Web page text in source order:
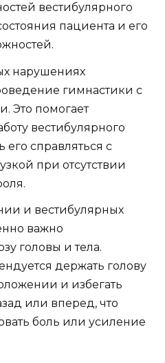
вестибулярного
пациента и его
нарушениях
гимнастики с
Это помогает
вестибулярного
его справляться с
при отсутствии
и вестибулярных
важно
головы и тела.
держать голову
и избегать
или вперед, что
боль или усиление